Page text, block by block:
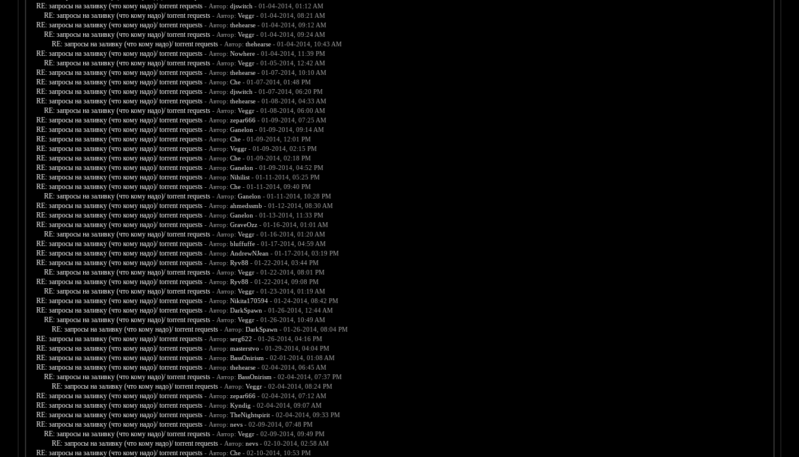
RE: запросы на заливку (что кому надо)/ torrent requests - Автор: djswitch - 01-04-2014, 01:12 AM
RE: запросы на заливку (что кому надо)/ torrent requests - Автор: Veggr- 01-04-2014, 08:21 AM
RE: запросы на заливку (что кому надо)/ torrent requests - Автор: thehearse- 01-04-2014, 09:12 AM
RE: запросы на заливку (что кому надо)/ torrent requests - Автор: Veggr- 01-04-2014, 09:24 AM
RE: запросы на заливку (что кому надо)/ torrent requests - Автор: thehearse- 01-04-2014, 10:43 AM
RE: запросы на заливку (что кому надо)/ torrent requests - Автор: Nowhere- 01-04-2014, 11:39 PM
RE: запросы на заливку (что кому надо)/ torrent requests - Автор: Veggr- 01-05-2014, 12:42 AM
RE: запросы на заливку (что кому надо)/ torrent requests - Автор: thehearse- 01-07-2014, 10:10 AM
RE: запросы на заливку (что кому надо)/ torrent requests - Автор: Che- 01-07-2014, 01:48 PM
RE: запросы на заливку (что кому надо)/ torrent requests - Автор: djswitch - 01-07-2014, 06:20 PM
RE: запросы на заливку (что кому надо)/ torrent requests - Автор: thehearse- 01-08-2014, 04:33 AM
RE: запросы на заливку (что кому надо)/ torrent requests - Автор: Veggr- 01-08-2014, 06:00 AM
RE: запросы на заливку (что кому надо)/ torrent requests - Автор: zepar666- 01-09-2014, 07:25 AM
RE: запросы на заливку (что кому надо)/ torrent requests - Автор: Ganelon - 01-09-2014, 09:14 AM
RE: запросы на заливку (что кому надо)/ torrent requests - Автор: Che- 01-09-2014, 12:01 PM
RE: запросы на заливку (что кому надо)/ torrent requests - Автор: Veggr- 01-09-2014, 02:15 PM
RE: запросы на заливку (что кому надо)/ torrent requests - Автор: Che- 01-09-2014, 02:18 PM
RE: запросы на заливку (что кому надо)/ torrent requests - Автор: Ganelon - 01-09-2014, 04:52 PM
RE: запросы на заливку (что кому надо)/ torrent requests - Автор: Nihilist- 01-11-2014, 05:25 PM
RE: запросы на заливку (что кому надо)/ torrent requests - Автор: Che- 01-11-2014, 09:40 PM
RE: запросы на заливку (что кому надо)/ torrent requests - Автор: Ganelon - 01-11-2014, 10:28 PM
RE: запросы на заливку (что кому надо)/ torrent requests - Автор: ahmedssmb - 01-12-2014, 08:30 AM
RE: запросы на заливку (что кому надо)/ torrent requests - Автор: Ganelon - 01-13-2014, 11:33 PM
RE: запросы на заливку (что кому надо)/ torrent requests - Автор: GraveOzz- 01-16-2014, 01:01 AM
RE: запросы на заливку (что кому надо)/ torrent requests - Автор: Veggr- 01-16-2014, 01:20 AM
RE: запросы на заливку (что кому надо)/ torrent requests - Автор: bluffuffe- 01-17-2014, 04:59 AM
RE: запросы на заливку (что кому надо)/ torrent requests - Автор: AndrewNJean - 01-17-2014, 03:19 PM
RE: запросы на заливку (что кому надо)/ torrent requests - Автор: Ryv88 - 01-22-2014, 03:44 PM
RE: запросы на заливку (что кому надо)/ torrent requests - Автор: Veggr- 01-22-2014, 08:01 PM
RE: запросы на заливку (что кому надо)/ torrent requests - Автор: Ryv88 - 01-22-2014, 09:08 PM
RE: запросы на заливку (что кому надо)/ torrent requests - Автор: Veggr- 01-23-2014, 01:19 AM
RE: запросы на заливку (что кому надо)/ torrent requests - Автор: Nikita170594- 01-24-2014, 08:42 PM
RE: запросы на заливку (что кому надо)/ torrent requests - Автор: DarkSpawn - 01-26-2014, 12:44 AM
RE: запросы на заливку (что кому надо)/ torrent requests - Автор: Veggr- 01-26-2014, 10:49 AM
RE: запросы на заливку (что кому надо)/ torrent requests - Автор: DarkSpawn - 01-26-2014, 08:04 PM
RE: запросы на заливку (что кому надо)/ torrent requests - Автор: serg622 - 01-26-2014, 04:16 PM
RE: запросы на заливку (что кому надо)/ torrent requests - Автор: masterstvo - 01-29-2014, 04:04 PM
RE: запросы на заливку (что кому надо)/ torrent requests - Автор: BassOnirism - 02-01-2014, 01:08 AM
RE: запросы на заливку (что кому надо)/ torrent requests - Автор: thehearse- 02-04-2014, 06:45 AM
RE: запросы на заливку (что кому надо)/ torrent requests - Автор: BassOnirism - 02-04-2014, 07:37 PM
RE: запросы на заливку (что кому надо)/ torrent requests - Автор: Veggr- 02-04-2014, 08:24 PM
RE: запросы на заливку (что кому надо)/ torrent requests - Автор: zepar666- 02-04-2014, 07:12 AM
RE: запросы на заливку (что кому надо)/ torrent requests - Автор: Kyndig - 02-04-2014, 09:07 AM
RE: запросы на заливку (что кому надо)/ torrent requests - Автор: TheNightspirit- 02-04-2014, 09:33 PM
RE: запросы на заливку (что кому надо)/ torrent requests - Автор: nevs- 02-09-2014, 07:48 PM
RE: запросы на заливку (что кому надо)/ torrent requests - Автор: Veggr- 02-09-2014, 09:49 PM
RE: запросы на заливку (что кому надо)/ torrent requests - Автор: nevs- 02-10-2014, 02:58 AM
RE: запросы на заливку (что кому надо)/ torrent requests - Автор: Che- 02-10-2014, 10:53 PM